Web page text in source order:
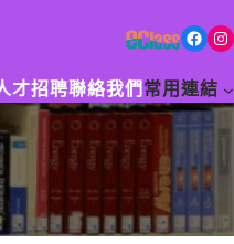
Facebook Instagram
才招聘聯絡我們 常用連結